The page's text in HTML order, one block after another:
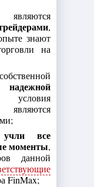
,
знают
на
все
моменты,
данной
FinMax;